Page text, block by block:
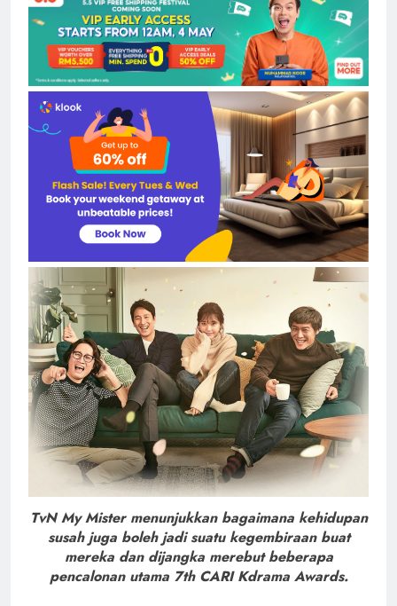
TvN My Mister menunjukkan bagaimana kehidupan
susah juga boleh jadi suatu kegembiraan buat
mereka dan dijangka merebut beberapa
pencalonan utama 7th CARI Kdrama Awards.